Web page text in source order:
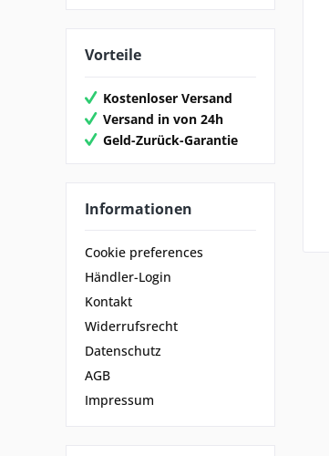
Vorteile
Kostenloser Versand
Versand in von 24h
Geld-Zurück-Garantie
Informationen
Cookie preferences
Händler-Login
Kontakt
Widerrufsrecht
Datenschutz
AGB
Impressum